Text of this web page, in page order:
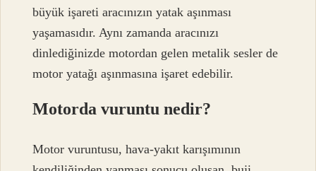
büyük işareti aracınızın yatak aşınması
yaşamasıdır. Aynı zamanda aracınızı
dinlediğinizde motordan gelen metalik sesler de
motor yatağı aşınmasına işaret edebilir.
Motorda vuruntu nedir?
Motor vuruntusu, hava-yakıt karışımının